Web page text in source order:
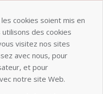
cookies soient mis en
des cookies
visitez nos sites
avec nous, pour
et pour
notre site Web.